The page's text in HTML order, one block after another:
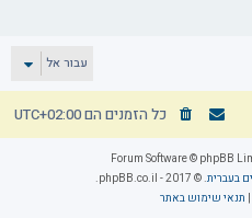
עבור אל
כל הזמנים הםUTC+02:00
. © 2017 - phpBB.co.il.
תנאי שימוש באתר